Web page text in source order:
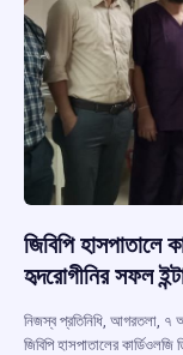
জিবিপি হাসপাতালে
হৃদরোগীনির সফল
নিজস্ব প্রতিনিধি, আগরতলা, ৭
জিবিপি হাসপাতালের কার্ডিওলজি